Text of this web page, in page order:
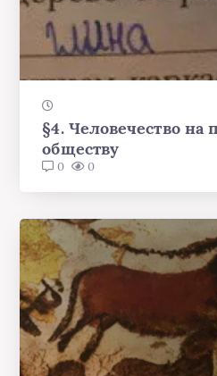
§4. Человечество на
обществу
0 0